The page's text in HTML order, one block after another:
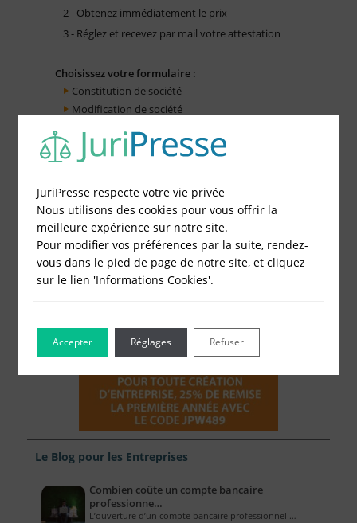
2 - Obtenez immédiatement le prix
3 - Réglez et recevez par mail votre attestation
Choisissez votre formulaire :
Constitution de société
Modification de société
Cessation d'activité
Le Blog pour les Entreprises
Combien coûte un compte bancaire
professionne…
L’ouverture d’un compte bancaire professionnel …
JuriPresse respecte votre vie privée
Nous utilisons des cookies pour vous offrir la
meilleure expérience sur notre site.
Pour modifier vos préférences par la suite, rendez-
vous dans le pied de page de notre site, et cliquez
sur le lien 'Informations Cookies'.
Accepter Refuser
Réglages